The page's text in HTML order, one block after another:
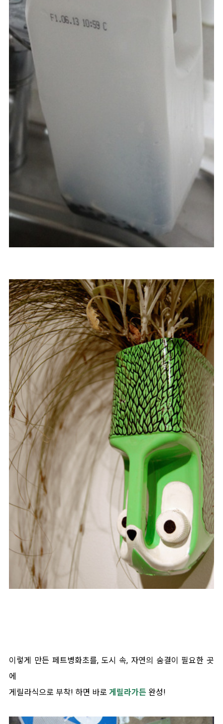
이렇게 만든 페트병화초를, 도시 속, 자연의 숨결이 필요한 곳
에
게릴라식으로 부착! 하면 바로 게릴라가든 완성!